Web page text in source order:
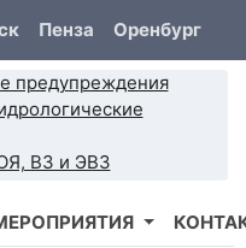
Пенза Оренбург
предупреждения
ВЗ и ЭВЗ